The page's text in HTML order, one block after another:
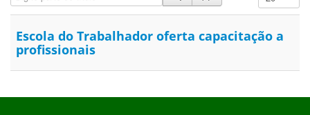
Escola do Trabalhador oferta capacitação a
profissionais